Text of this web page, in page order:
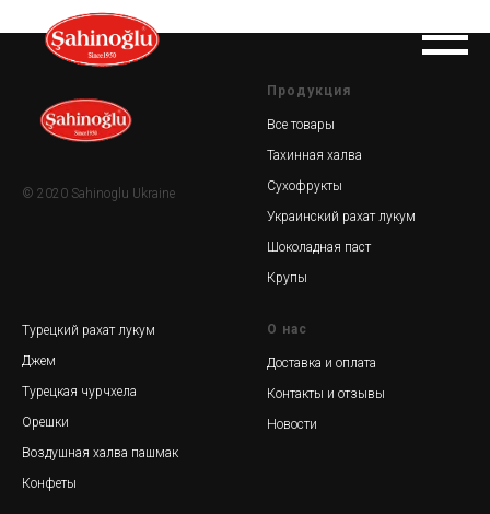
© 2020 Sahinoglu Ukraine
Продукция
Все товары
Тахинная халва
Сухофрукты
Украинский рахат лукум
Шоколадная паст
Крупы
Турецкий рахат лукум
Джем
Турецкая чурчхела
Орешки
Воздушная халва пашмак
Конфеты
О нас
Доставка и оплата
Контакты и отзывы
Новости